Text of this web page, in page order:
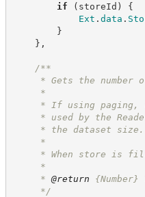
if ( storeId )
{
Ext . data .
}
} ,
/**
* Gets the number
*
* If using paging,
* used by the
* the dataset size.
*
* When store is
*
* @return {Number}
*/